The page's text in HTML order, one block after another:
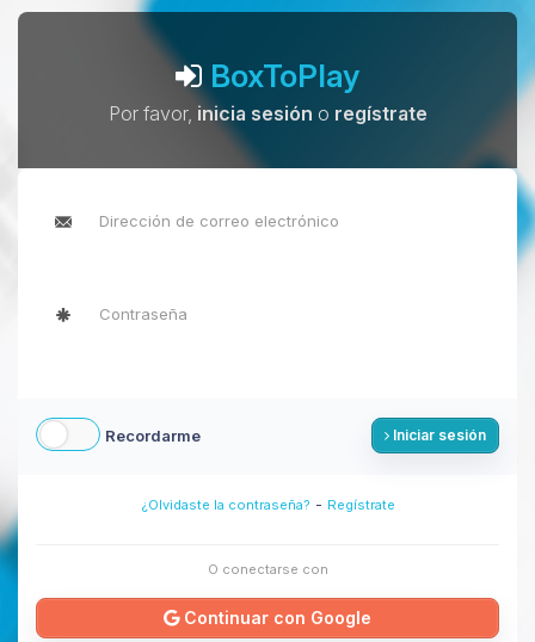
BoxToPlay
Por favor, inicia sesión o regístrate
Recordarme Iniciar sesión
¿Olvidaste la contraseña? - Regístrate
O conectarse con
Continuar con Google